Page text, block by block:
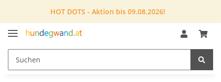
HOT DOTS - Aktion bis 09.08.2026!